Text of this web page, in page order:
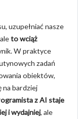
uzupełniać nasze
to wciąż
W praktyce
zadań
obiektów,
na bardziej
z AI staje
i wydajniej, ale